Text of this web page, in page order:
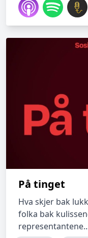
På tinget
Hva skjer bak
folka bak